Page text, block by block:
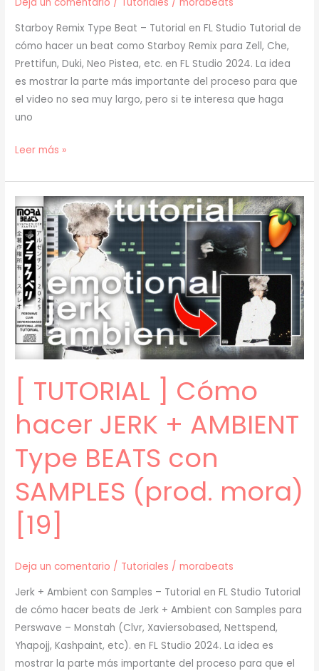
Deja un comentario / Tutoriales /morabeats
Starboy Remix Type Beat – Tutorial en FL Studio Tutorial de
cómo hacer un beat como Starboy Remix para Zell, Che,
Prettifun, Duki, Neo Pistea, etc. en FL Studio 2024. La idea
es mostrar la parte más importante del proceso para que
el video no sea muy largo, pero si te interesa que haga
uno
[
]
Cómo
Hacer
un
BEAT
como
STARBOY
REMIX
(Zell,
Che,
Prettifun)
(prod.
mora)
[20]
Leer más »
[ TUTORIAL ] Cómo
hacer JERK + AMBIENT
Type BEATS con
SAMPLES (prod. mora)
[19]
Deja un comentario / Tutoriales /morabeats
Jerk + Ambient con Samples – Tutorial en FL Studio Tutorial
de cómo hacer beats de Jerk + Ambient con Samples para
Perswave – Monstah (Clvr, Xaviersobased, Nettspend,
Yhapojj, Kashpaint, etc). en FL Studio 2024. La idea es
mostrar la parte más importante del proceso para que el